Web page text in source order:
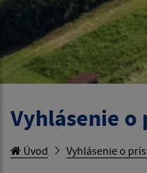
Vyhlásenie
Úvod Vyhlásenie o